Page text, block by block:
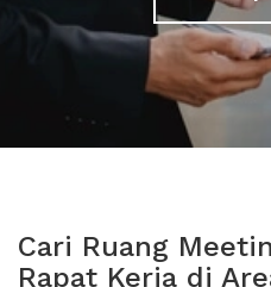
Cari Ruang
Rapat Kerja di